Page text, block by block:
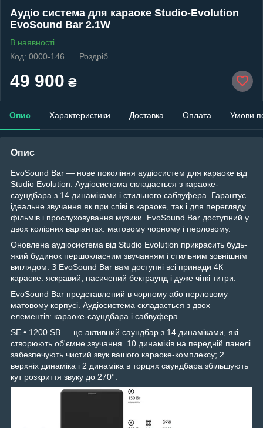
Аудіо система для караоке Studio-Evolution
EvoSound Bar 2.1W
В наявності
Код: 0000-146
Роздріб
49 900 ₴
Опис Характеристики Доставка Оплата Умови
Опис
EvoSound Bar — нове покоління аудіосистем для караоке від
Studio Evolution. Аудіосистема складається з караоке-
саундбара з 14 динаміками і стильного сабвуфера. Гарантує
ідеальне звучання як при співі в караоке, так і для перегляду
фільмів і прослуховування музики. EvoSound Bar доступний у
двох колірних варіантах: матовому чорному і перловому.
Оновлена аудіосистема від Studio Evolution прикрасить будь-
який будинок першокласним звучанням і стильним зовнішнім
виглядом. З EvoSound Bar вам доступні всі принади 4К
караоке: яскравий, насичений бекграунд і дуже чіткі титри.
EvoSound Bar представлений в чорному або перловому
матовому корпусі. Аудіосистема складається з двох
елементів: караоке-саундбара і сабвуфера.
SE • 1200 SB — це активний саундбар з 14 динаміками, які
створюють об'ємне звучання. 10 динаміків на передній панелі
забезпечують чистий звук вашого караоке-комплексу; 2
верхніх динаміка і 2 динаміка в торцях саундбара збільшують
кут розкриття звуку до 270°.